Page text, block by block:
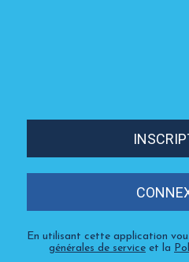
En utilisant cette application
générales de service et la